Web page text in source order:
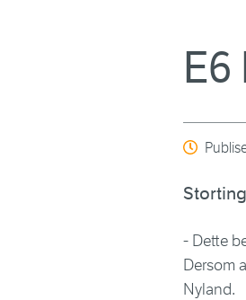
- Dette
Dersom
Nyland.